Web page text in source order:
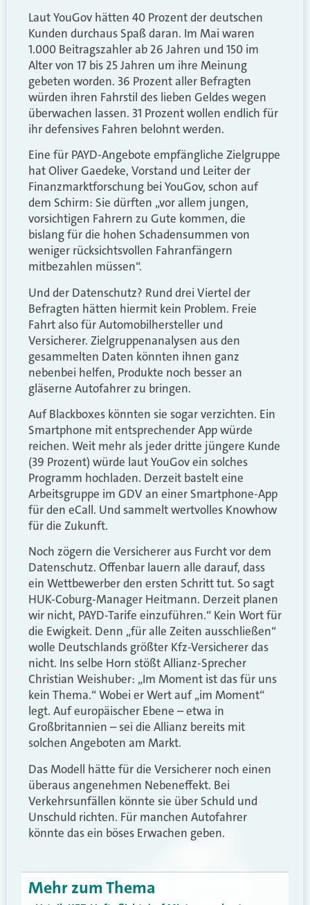
Laut YouGov hätten 40 Prozent der deutschen
Kunden durchaus Spaß daran. Im Mai waren
1.000 Beitragszahler ab 26 Jahren und 150 im
Alter von 17 bis 25 Jahren um ihre Meinung
gebeten worden. 36 Prozent aller Befragten
würden ihren Fahrstil des lieben Geldes wegen
überwachen lassen. 31 Prozent wollen endlich für
ihr defensives Fahren belohnt werden.
Eine für PAYD-Angebote empfängliche Zielgruppe
hat Oliver Gaedeke, Vorstand und Leiter der
Finanzmarktforschung bei YouGov, schon auf
dem Schirm: Sie dürften „vor allem jungen,
vorsichtigen Fahrern zu Gute kommen, die
bislang für die hohen Schadensummen von
weniger rücksichtsvollen Fahranfängern
mitbezahlen müssen“.
Und der Datenschutz? Rund drei Viertel der
Befragten hätten hiermit kein Problem. Freie
Fahrt also für Automobilhersteller und
Versicherer. Zielgruppenanalysen aus den
gesammelten Daten könnten ihnen ganz
nebenbei helfen, Produkte noch besser an
gläserne Autofahrer zu bringen.
Auf Blackboxes könnten sie sogar verzichten. Ein
Smartphone mit entsprechender App würde
reichen. Weit mehr als jeder dritte jüngere Kunde
(39 Prozent) würde laut YouGov ein solches
Programm hochladen. Derzeit bastelt eine
Arbeitsgruppe im GDV an einer Smartphone-App
für den eCall. Und sammelt wertvolles Knowhow
für die Zukunft.
Noch zögern die Versicherer aus Furcht vor dem
Datenschutz. Offenbar lauern alle darauf, dass
ein Wettbewerber den ersten Schritt tut. So sagt
HUK-Coburg-Manager Heitmann. Derzeit planen
wir nicht, PAYD-Tarife einzuführen.“ Kein Wort für
die Ewigkeit. Denn „für alle Zeiten ausschließen“
wolle Deutschlands größter Kfz-Versicherer das
nicht. Ins selbe Horn stößt Allianz-Sprecher
Christian Weishuber: „Im Moment ist das für uns
kein Thema.“ Wobei er Wert auf „im Moment“
legt. Auf europäischer Ebene – etwa in
Großbritannien – sei die Allianz bereits mit
solchen Angeboten am Markt.
Das Modell hätte für die Versicherer noch einen
überaus angenehmen Nebeneffekt. Bei
Verkehrsunfällen könnte sie über Schuld und
Unschuld richten. Für manchen Autofahrer
könnte das ein böses Erwachen geben.
Mehr zum Thema